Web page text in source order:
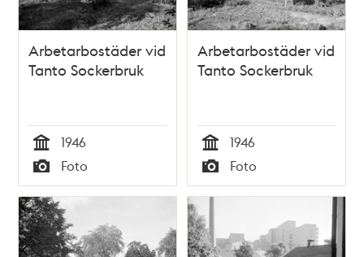
Arbetarbostäder vid
Tanto Sockerbruk
Tid
1946
Typ
Foto
Arbetarbostäder vid
Tanto Sockerbruk
Tid
1946
Typ
Foto